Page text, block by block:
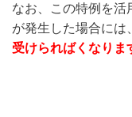
なお、この特例を活
が発生した場合には、
受けらればくなりま